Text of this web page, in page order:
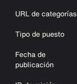
URL de categorías
Tipo de puesto
Fecha de
publicación